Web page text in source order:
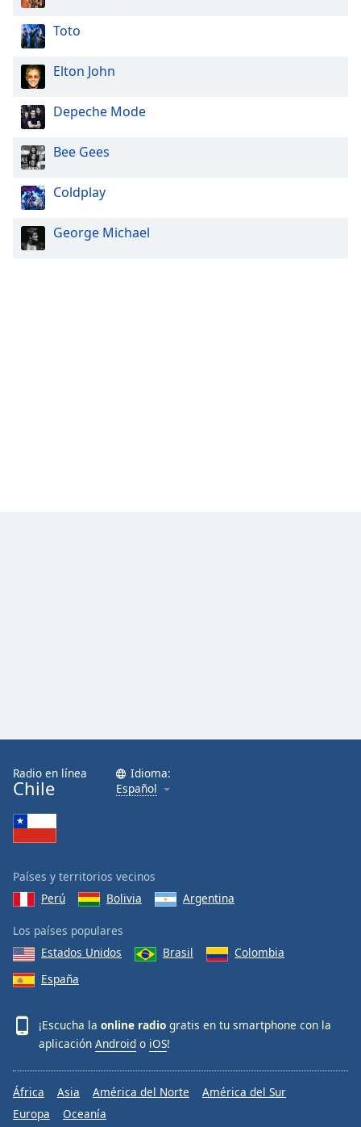
Toto
Elton John
Depeche Mode
Bee Gees
Coldplay
George Michael
Radio en línea
Chile
Idioma:
Español
Países y territorios vecinos
Perú
Bolivia Argentina
Los países populares
Estados Unidos
Brasil
Colombia
España
¡Escucha la online radio gratis en tu smartphone con la
aplicación Android o iOS!
África Asia América del Norte
América del Sur
Europa
Oceanía